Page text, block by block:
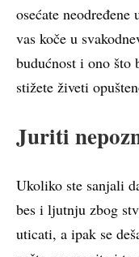
osećate
vas koče u
budućnost i ono što
stižete živeti
Juriti
Ukoliko ste sanjali
bes i ljutnju zbog
uticati, a ipak se